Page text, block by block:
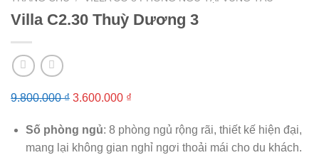
Villa C2.30 Thuỳ Dương 3
9.800.000₫ Giá
là:
9.800.000 ₫.
3.600.000 ₫
tại
là:
Số phòng ngủ: 8 phòng ngủ rộng rãi, thiết kế hiện đại,
mang lại không gian nghỉ ngơi thoải mái cho du khách.